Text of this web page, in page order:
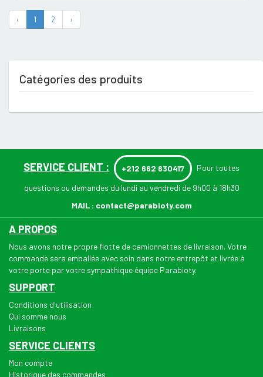
‹ 1 2 ›
Catégories des produits
SERVICE CLIENT : +212 662 630417 Pour toutes
questions ou demandes du lundi au vendredi de 9h00 à 18h30
MAIL : contact@parabioty.com
A PROPOS
Nous avons notre propre flotte de camionnettes de livraison. Votre
commande sera emballée avec soin dans notre entrepôt et livrée à
votre porte par votre sympathique équipe Parabioty.
SUPPORT
Conditions d'utilisation
Qui somme nous
Livraisons
SERVICE CLIENTS
Mon compte
Historique des commandes